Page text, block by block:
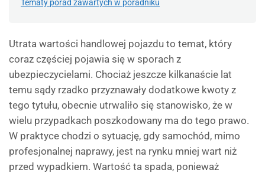
Tematy porad zawartych w poradniku
Utrata wartości handlowej pojazdu to temat, który
coraz częściej pojawia się w sporach z
ubezpieczycielami. Chociaż jeszcze kilkanaście lat
temu sądy rzadko przyznawały dodatkowe kwoty z
tego tytułu, obecnie utrwaliło się stanowisko, że w
wielu przypadkach poszkodowany ma do tego prawo.
W praktyce chodzi o sytuację, gdy samochód, mimo
profesjonalnej naprawy, jest na rynku mniej wart niż
przed wypadkiem. Wartość ta spada, ponieważ